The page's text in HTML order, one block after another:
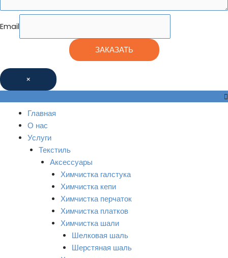
Email
ЗАКАЗАТЬ
×
Главная
О нас
Услуги
Текстиль
Аксессуары
Химчистка галстука
Химчистка кепи
Химчистка перчаток
Химчистка платков
Химчистка шали
Шелковая шаль
Шерстяная шаль